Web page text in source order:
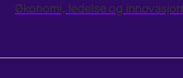
Økonomi, ledelse og innovasjon